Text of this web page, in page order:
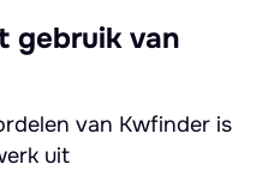
gebruik van
van Kwfinder is
uit